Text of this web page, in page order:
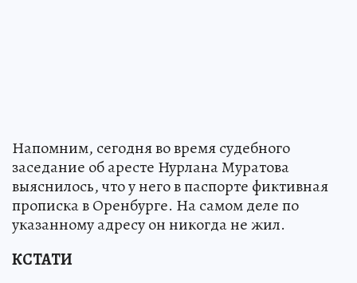
Напомним, сегодня во время судебного
заседание об аресте Нурлана Муратова
выяснилось, что у него в паспорте фиктивная
прописка в Оренбурге. На самом деле по
указанному адресу он никогда не жил.
КСТАТИ